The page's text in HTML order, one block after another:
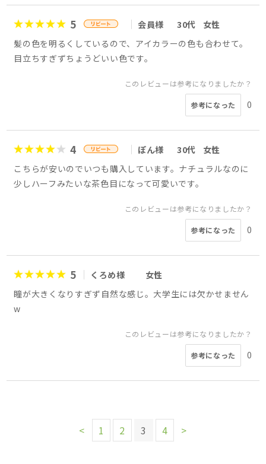
5 会員様 30代
女性
髪の色を明るくしているので、アイカラーの色も合わせて。
目立ちすぎずちょうどいい色です。
このレビューは参考になりましたか？
参考になった 0
4 ぽん様 30代
女性
こちらが安いのでいつも購入しています。ナチュラルなのに
少しハーフみたいな茶色目になって可愛いです。
このレビューは参考になりましたか？
参考になった 0
5 くろめ様
女性
瞳が大きくなりすぎず自然な感じ。大学生には欠かせません
w
このレビューは参考になりましたか？
参考になった 0
< 1 2 3 4 >